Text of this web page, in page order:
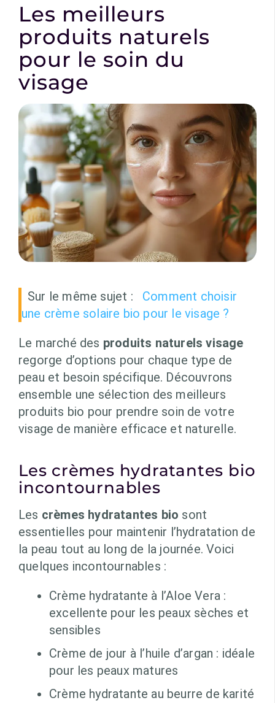
Les meilleurs
produits naturels
pour le soin du
visage
Sur le même sujet :
Comment choisir
une crème solaire bio pour le visage ?
Le marché des produits naturels visage
regorge d’options pour chaque type de
peau et besoin spécifique. Découvrons
ensemble une sélection des meilleurs
produits bio pour prendre soin de votre
visage de manière efficace et naturelle.
Les crèmes hydratantes bio
incontournables
Les crèmes hydratantes bio sont
essentielles pour maintenir l’hydratation de
la peau tout au long de la journée. Voici
quelques incontournables :
Crème hydratante à l’Aloe Vera :
excellente pour les peaux sèches et
sensibles
Crème de jour à l’huile d’argan : idéale
pour les peaux matures
Crème hydratante au beurre de karité